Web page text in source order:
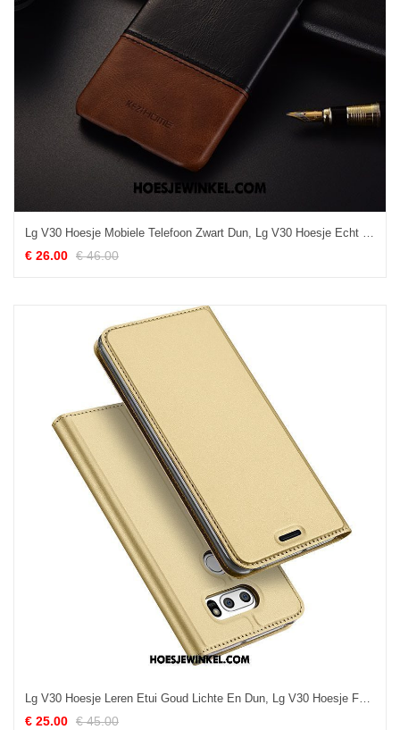
Lg V30 Hoesje Mobiele Telefoon Zwart Dun, Lg V30 Hoesje Echt Leer Trend
€ 26.00 € 46.00
Lg V30 Hoesje Leren Etui Goud Lichte En Dun, Lg V30 Hoesje Folio Bedrijf
€ 25.00 € 45.00